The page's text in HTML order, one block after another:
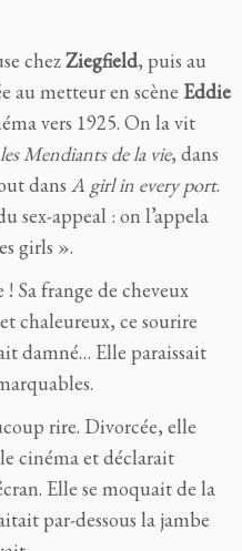
chezZiegfield, puis au
au metteur en scène Eddie
vers 1925. On la vit
les Mendiants de la vie, dans
dans A girl in every port.
sex-appeal : on l’appela
girls ».
Sa frange de cheveux
chaleureux, ce sourire
damné… Elle paraissait
rire. Divorcée, elle
cinéma et déclarait
Elle se moquait de la
par-dessous la jambe